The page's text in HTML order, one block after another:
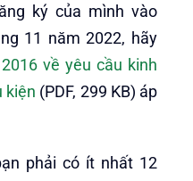
ký của mình vào
11 năm 2022, hãy
2016 về yêu cầu kinh
kiện (PDF, 299 KB) áp
phải có ít nhất 12